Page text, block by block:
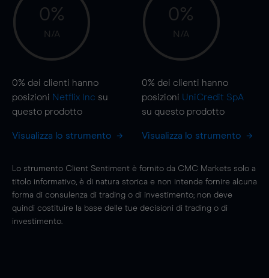
0%
N/A
0% dei clienti hanno
posizioni Netflix Inc su
questo prodotto
Visualizza lo strumento
0%
N/A
0% dei clienti hanno
posizioni UniCredit SpA
su questo prodotto
Visualizza lo strumento
Lo strumento Client Sentiment è fornito da CMC Markets solo a
titolo informativo, è di natura storica e non intende fornire alcuna
forma di consulenza di trading o di investimento; non deve
quindi costituire la base delle tue decisioni di trading o di
investimento.